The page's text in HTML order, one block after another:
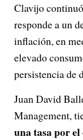
Clavijo continuó
responde a un
inflación, en
elevado
persistencia de
Juan David
Management,
una tasa por